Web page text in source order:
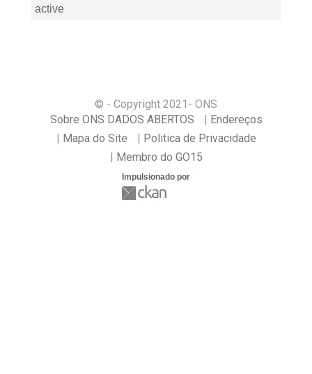
active
© - Copyright 2021 - ONS
Sobre ONS DADOS ABERTOS
Endereços
Mapa do Site
Politica de Privacidade
Membro do GO15
Impulsionado por